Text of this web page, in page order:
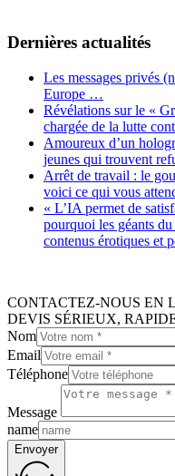
Dernières actualités
Les messages privés
Europe …
Révélations sur le «
chargée de la lutte
Amoureux d’un
jeunes qui trouvent
Arrêt de travail : le
voici ce qui vous
« L’IA permet de
pourquoi les géants
contenus érotiques et
CONTACTEZ-NOUS EN
DEVIS SÉRIEUX,
Nom
Email
Téléphone
Message
name
Envoyer